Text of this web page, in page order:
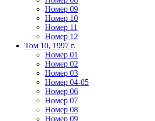
Номер 09
Номер 10
Номер 11
Номер 12
Том 10, 1997 г.
Номер 01
Номер 02
Номер 03
Номер 04-05
Номер 06
Номер 07
Номер 08
Номер 09